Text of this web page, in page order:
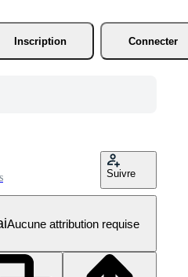
Inscription
Connecter
Suivre
Aucune attribution requise